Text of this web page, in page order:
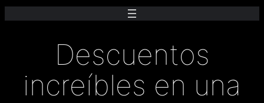
Descuentos
increíbles en una